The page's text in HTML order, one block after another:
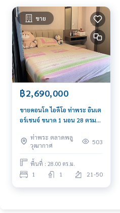
ขาย
฿2,690,000
ขายคอนโด ไอดีโอ ท่าพระ อินเต
อร์เชนจ์ ขนาด 1 นอน 28 ตรม
ท่าพระ ตลาดพลู
วุฒากาศ
503
พื้นที่ : 28.00 ตร.ม.
1 1 21-50